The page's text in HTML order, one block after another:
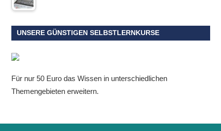
UNSERE GÜNSTIGEN SELBSTLERNKURSE
Für nur 50 Euro das Wissen in unterschiedlichen
Themengebieten erweitern.